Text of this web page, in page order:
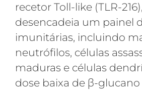
recetor Toll-like (TLR-
desencadeia um painel
imunitárias, incluindo
neutrófilos, células
maduras e células
dose baixa de β-